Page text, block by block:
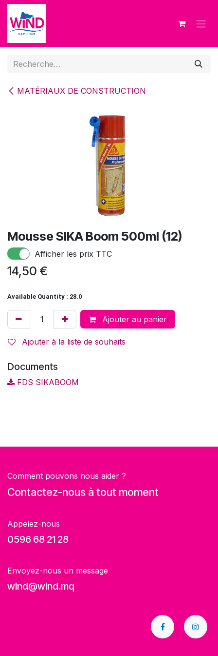
Se rendre au contenu
MATÉRIAUX DE CONSTRUCTION
Mousse SIKA Boom 500ml (12)
Afficher les prix TTC
14,50 €
Available Quantity : 28.0
Ajouter au panier
Ajouter à la liste de souhaits
Documents
FDS SIKABOOM
Comment pouvons nous aider ?
Contactez-nous à tout moment
Appelez-nous
0596 68 21 28
Envoyez-nous un message
wind@wind.mq